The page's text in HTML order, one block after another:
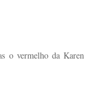
o vermelho da Karen